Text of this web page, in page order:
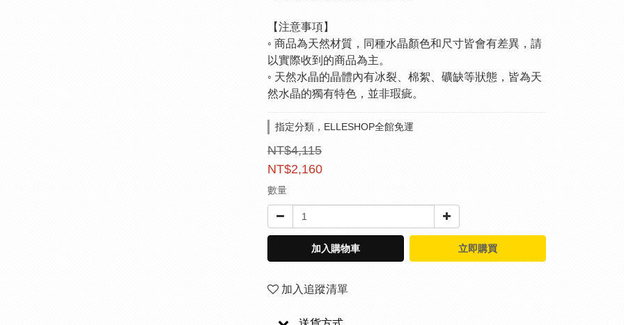
【注意事項】
◦ 商品為天然材質，同種水晶顏色和尺寸皆會有差異，請
以實際收到的商品為主。
◦ 天然水晶的晶體內有冰裂、棉絮、礦缺等狀態，皆為天
然水晶的獨有特色，並非瑕疵。
指定分類，ELLESHOP全館免運
NT$4,115
NT$2,160
數量
加入購物車 立即購買
加入追蹤清單